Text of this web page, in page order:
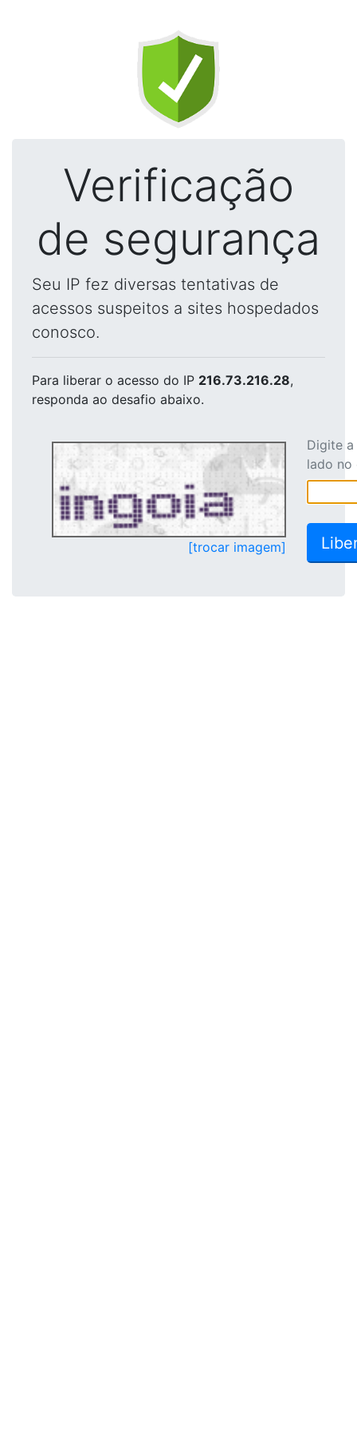
Verificação
de segurança
Seu IP fez diversas tentativas de
acessos suspeitos a sites hospedados
conosco.
Para liberar o acesso do IP 216.73.216.28,
responda ao desafio abaixo.
[trocar imagem]
Digite
lado no